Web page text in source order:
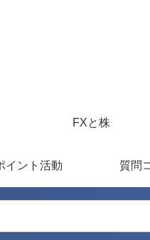
FXと株
イント活動 質問